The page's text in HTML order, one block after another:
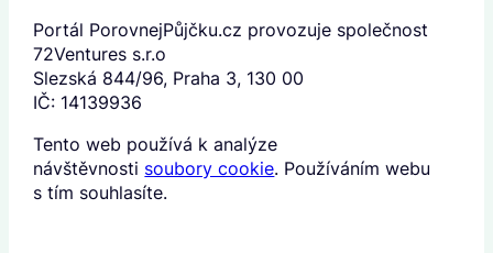
Portál PorovnejPůjčku.cz provozuje společnost
72Ventures s.r.o
Slezská 844/96, Praha 3, 130 00
IČ: 14139936
Tento web používá k analýze
návštěvnosti soubory cookie. Používáním webu
s tím souhlasíte.